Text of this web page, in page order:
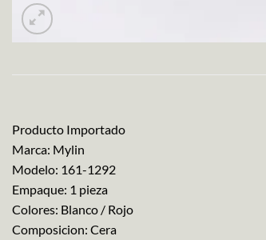
Producto Importado
Marca: Mylin
Modelo: 161-1292
Empaque: 1 pieza
Colores: Blanco / Rojo
Composicion: Cera